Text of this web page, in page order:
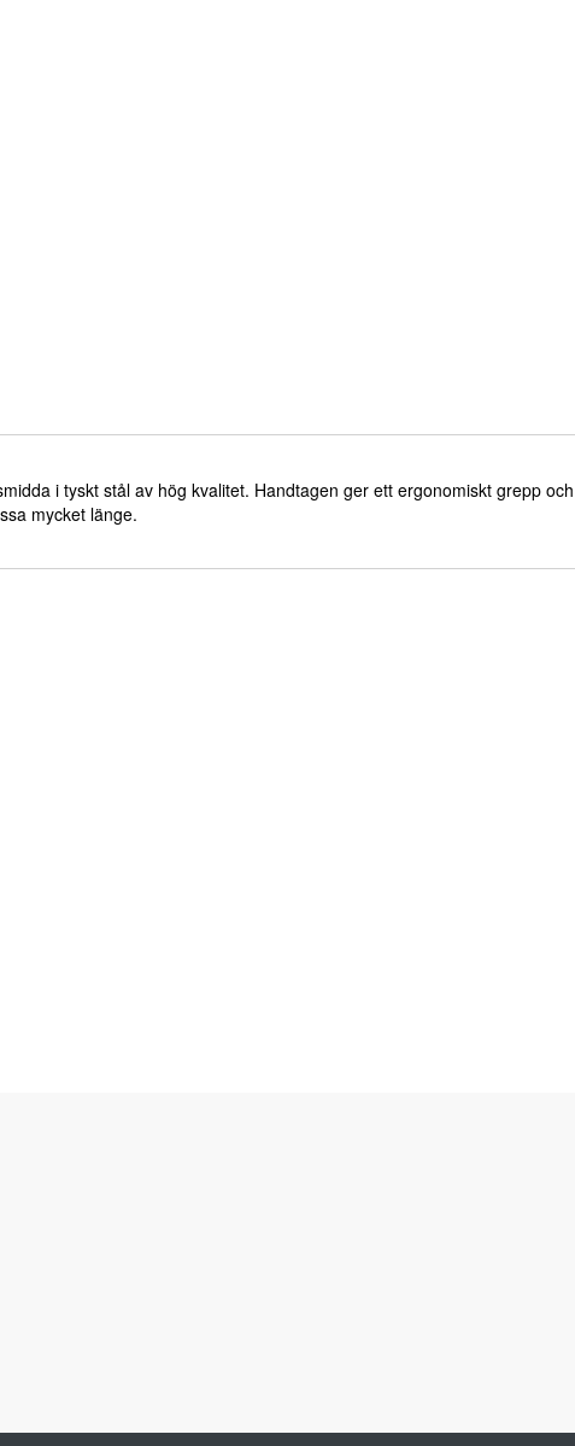
i tyskt stål av hög kvalitet. Handtagen ger ett ergonomiskt grepp
mycket länge.